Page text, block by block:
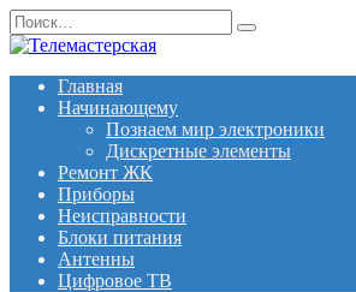
Перейти
к
Search
for:
Главная
Начинающему
Познаем мир электроники
Дискретные элементы
Ремонт ЖК
Приборы
Неисправности
Блоки питания
Антенны
Цифровое ТВ